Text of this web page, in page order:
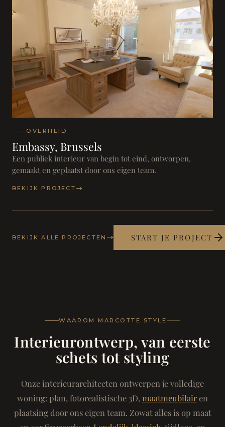
OVERHEID
Embassy, Brussels
Een publiek interieur van begin tot eind, ontworpen,
gemaakt en geplaatst door ons eigen team.
BEKIJK PROJECT
BEKIJK ALLE PROJECTEN START JE PROJECT
WAAROM MARCOTTE STYLE
Interieurontwerp, van eerste
schets tot styling
Onze interieurarchitecten ontwerpen je volledige
woning: plan, fotorealistische 3D, maatmeubilairen
plaatsing door ons eigen team. Zowat alles is op maat